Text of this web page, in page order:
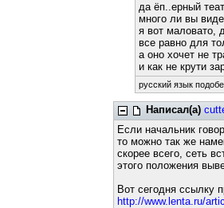
да ёп..ерный
много ли вы
я вот маловато,
все равно для
а оно хочет не
и как не крути
русский язык
Написал(а)
Если начальник
то можно так же
скорее всего, сеть
этого положения
Вот сегодня ссылку
http://www.lenta.ru/